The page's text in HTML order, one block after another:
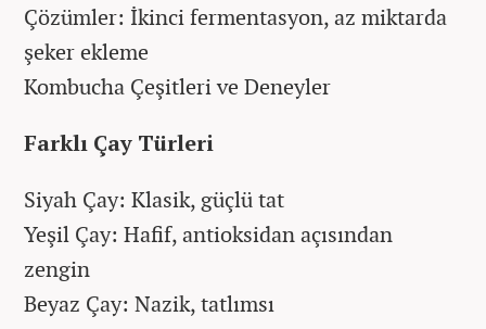
Çözümler: İkinci fermentasyon, az miktarda
şeker ekleme
Kombucha Çeşitleri ve Deneyler
Farklı Çay Türleri
Siyah Çay: Klasik, güçlü tat
Yeşil Çay: Hafif, antioksidan açısından
zengin
Beyaz Çay: Nazik, tatlımsı